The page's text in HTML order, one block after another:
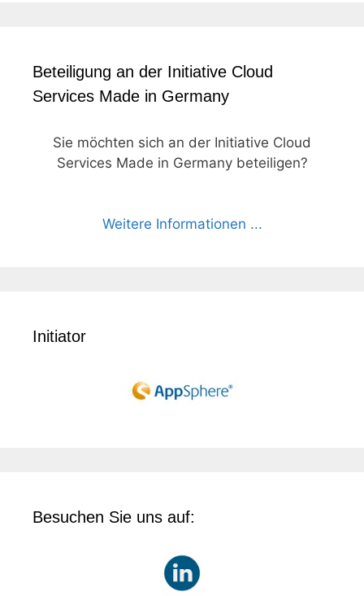
Beteiligung an der Initiative Cloud
Services Made in Germany
Sie möchten sich an der Initiative Cloud
Services Made in Germany beteiligen?
Weitere Informationen ...
Initiator
Besuchen Sie uns auf: